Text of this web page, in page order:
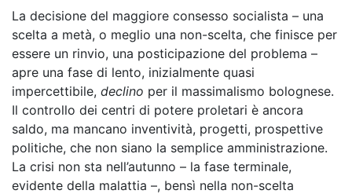
La decisione del maggiore consesso socialista – una
scelta a metà, o meglio una non-scelta, che finisce per
essere un rinvio, una posticipazione del problema –
apre una fase di lento, inizialmente quasi
impercettibile, declino per il massimalismo bolognese.
Il controllo dei centri di potere proletari è ancora
saldo, ma mancano inventività, progetti, prospettive
politiche, che non siano la semplice amministrazione.
La crisi non sta nell’autunno – la fase terminale,
evidente della malattia –, bensì nella non-scelta